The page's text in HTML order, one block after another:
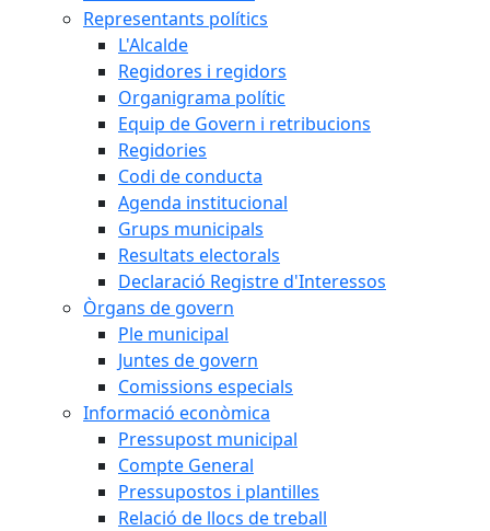
Representants polítics
L'Alcalde
Regidores i regidors
Organigrama polític
Equip de Govern i retribucions
Regidories
Codi de conducta
Agenda institucional
Grups municipals
Resultats electorals
Declaració Registre d'Interessos
Òrgans de govern
Ple municipal
Juntes de govern
Comissions especials
Informació econòmica
Pressupost municipal
Compte General
Pressupostos i plantilles
Relació de llocs de treball